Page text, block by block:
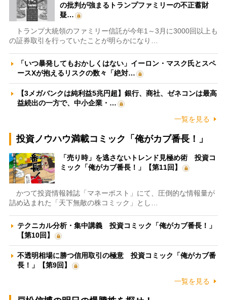
の批判が強まるトランプファミリーの不正蓄財
疑…
トランプ大統領のファミリー信託が今年1～3月に3000回以上も
の証券取引を行っていたことが明らかになり…
「いつ暴発してもおかしくはない」イーロン・マスク氏とスペ
ースXが抱えるリスクの数々「絶対…
【3メガバンクは純利益5兆円超】銀行、商社、ゼネコンは最高
益続出の一方で、中小企業・…
一覧を見る
投資ノウハウ満載コミック「俺がカブ番長！」
「売り時」を逃さないトレンド見極め術 投資コ
ミック「俺がカブ番長！」【第11回】
かつて投資情報雑誌「マネーポスト」にて、圧倒的な情報量が
詰め込まれた「天下無敵の株コミック」とし…
テクニカル分析・集中講義 投資コミック「俺がカブ番長！」
【第10回】
不透明相場に勝つ信用取引の極意 投資コミック「俺がカブ番
長！」【第9回】
一覧を見る